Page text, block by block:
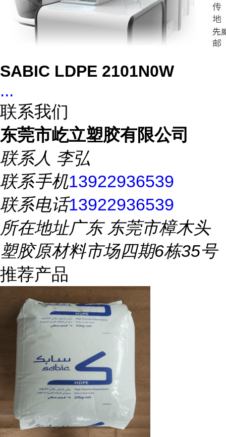
SABIC LDPE 2101N0W
...
联系我们
东莞市屹立塑胶有限公司
联系人 李弘
联系手机13922936539
联系电话13922936539
所在地址广东 东莞市樟木头
塑胶原材料市场四期6栋35号
推荐产品